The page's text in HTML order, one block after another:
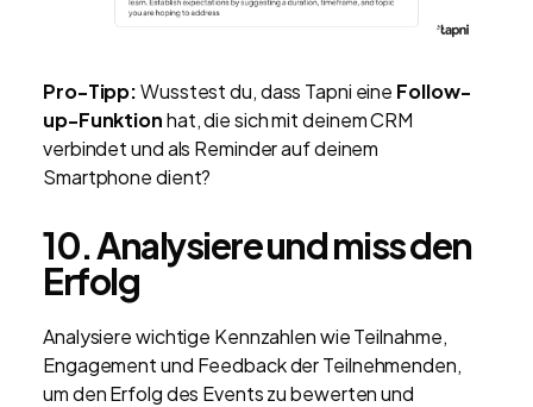
Pro-Tipp:Wusstest du, dass Tapni eine Follow-
up-Funktionhat, die sich mit deinem CRM
verbindet und als Reminder auf deinem
Smartphone dient?
10. Analysiere und miss den
Erfolg
Analysiere wichtige Kennzahlen wie Teilnahme,
Engagement und Feedback der Teilnehmenden,
um den Erfolg des Events zu bewerten und